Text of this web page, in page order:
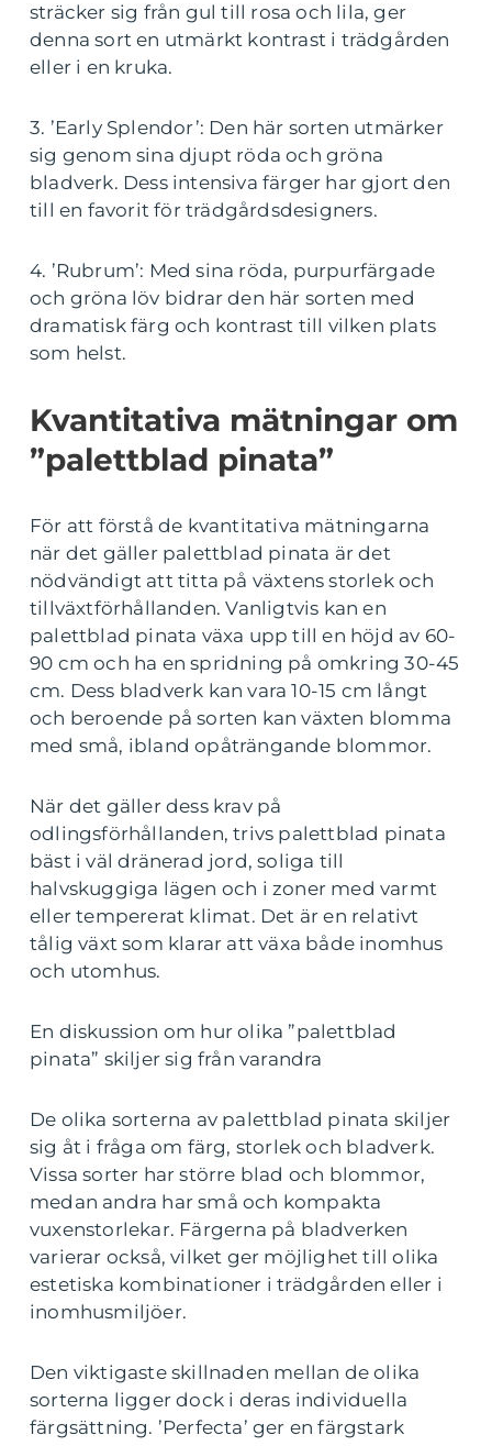
sträcker sig från gul till rosa och lila, ger
denna sort en utmärkt kontrast i trädgården
eller i en kruka.
3. ’Early Splendor’: Den här sorten utmärker
sig genom sina djupt röda och gröna
bladverk. Dess intensiva färger har gjort den
till en favorit för trädgårdsdesigners.
4. ’Rubrum’: Med sina röda, purpurfärgade
och gröna löv bidrar den här sorten med
dramatisk färg och kontrast till vilken plats
som helst.
Kvantitativa mätningar om
”palettblad pinata”
För att förstå de kvantitativa mätningarna
när det gäller palettblad pinata är det
nödvändigt att titta på växtens storlek och
tillväxtförhållanden. Vanligtvis kan en
palettblad pinata växa upp till en höjd av 60-
90 cm och ha en spridning på omkring 30-45
cm. Dess bladverk kan vara 10-15 cm långt
och beroende på sorten kan växten blomma
med små, ibland opåträngande blommor.
När det gäller dess krav på
odlingsförhållanden, trivs palettblad pinata
bäst i väl dränerad jord, soliga till
halvskuggiga lägen och i zoner med varmt
eller tempererat klimat. Det är en relativt
tålig växt som klarar att växa både inomhus
och utomhus.
En diskussion om hur olika ”palettblad
pinata” skiljer sig från varandra
De olika sorterna av palettblad pinata skiljer
sig åt i fråga om färg, storlek och bladverk.
Vissa sorter har större blad och blommor,
medan andra har små och kompakta
vuxenstorlekar. Färgerna på bladverken
varierar också, vilket ger möjlighet till olika
estetiska kombinationer i trädgården eller i
inomhusmiljöer.
Den viktigaste skillnaden mellan de olika
sorterna ligger dock i deras individuella
färgsättning. ’Perfecta’ ger en färgstark